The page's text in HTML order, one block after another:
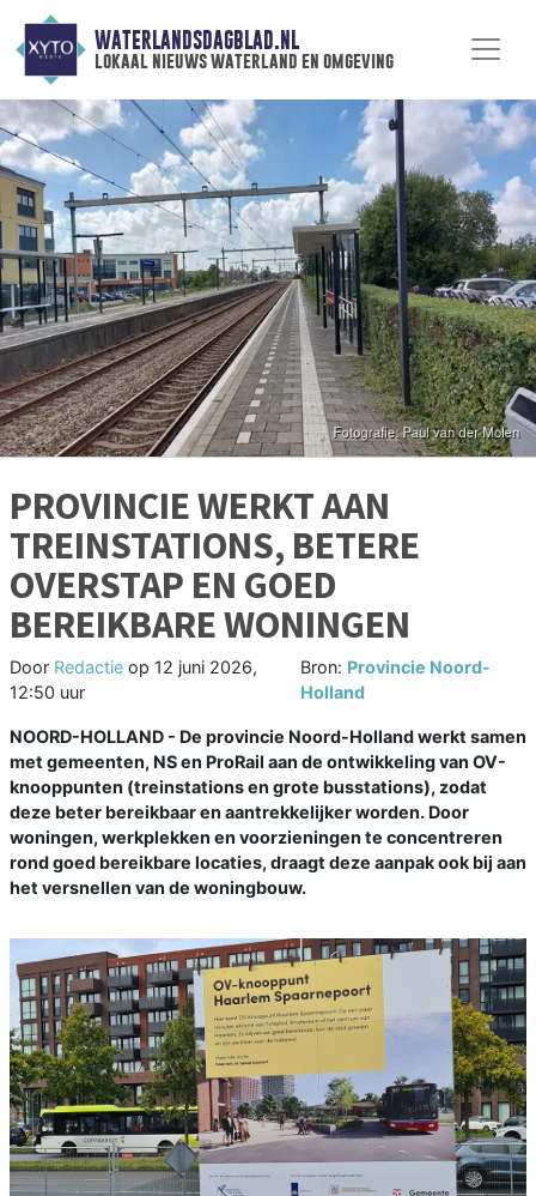
WATERLANDSDAGBLAD.NL
lokaal nieuws waterland en omgeving
PROVINCIE WERKT AAN
TREINSTATIONS, BETERE
OVERSTAP EN GOED
BEREIKBARE WONINGEN
Door Redactie op 12 juni 2026,
12:50 uur
Bron: Provincie Noord-
Holland
NOORD-HOLLAND - De provincie Noord-Holland werkt samen
met gemeenten, NS en ProRail aan de ontwikkeling van OV-
knooppunten (treinstations en grote busstations), zodat
deze beter bereikbaar en aantrekkelijker worden. Door
woningen, werkplekken en voorzieningen te concentreren
rond goed bereikbare locaties, draagt deze aanpak ook bij aan
het versnellen van de woningbouw.